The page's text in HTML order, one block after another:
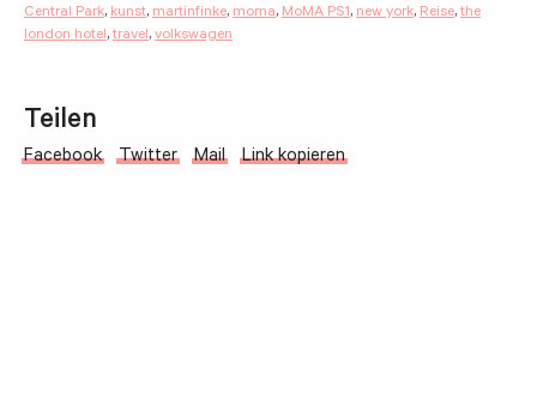
Central Park, kunst, martinfinke, moma, MoMA PS1, new york, Reise, the
london hotel, travel, volkswagen
Teilen
Facebook Twitter Mail Link kopieren